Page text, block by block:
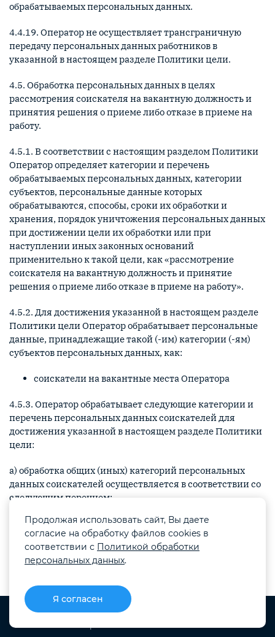
обрабатываемых персональных данных.
4.4.19. Оператор не осуществляет трансграничную
передачу персональных данных работников в
указанной в настоящем разделе Политики цели.
4.5. Обработка персональных данных в целях
рассмотрения соискателя на вакантную должность и
принятия решения о приеме либо отказе в приеме на
работу.
4.5.1. В соответствии с настоящим разделом Политики
Оператор определяет категории и перечень
обрабатываемых персональных данных, категории
субъектов, персональные данные которых
обрабатываются, способы, сроки их обработки и
хранения, порядок уничтожения персональных данных
при достижении цели их обработки или при
наступлении иных законных оснований
применительно к такой цели, как «рассмотрение
соискателя на вакантную должность и принятие
решения о приеме либо отказе в приеме на работу».
4.5.2. Для достижения указанной в настоящем разделе
Политики цели Оператор обрабатывает персональные
данные, принадлежащие такой (-им) категории (-ям)
субъектов персональных данных, как:
соискатели на вакантные места Оператора
4.5.3. Оператор обрабатывает следующие категории и
перечень персональных данных соискателей для
достижения указанной в настоящем разделе Политики
цели:
а) обработка общих (иных) категорий персональных
данных соискателей осуществляется в соответствии со
следующим перечнем:
фамилия, имя, отчество
год рождения
месяц рождения
профессия
Продолжая использовать сайт, Вы даете
согласие на обработку файлов cookies в
соответствии с Политикой обработки
персональных данных.
Я согласен